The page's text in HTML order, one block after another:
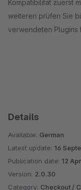
Kompatibilität zuerst
weiteren prüfen Sie
verwendeten Plugins
Details
Available: German
Latest update: 16
Publication date: 12
Version: 2.0.30
Category: Checkout /